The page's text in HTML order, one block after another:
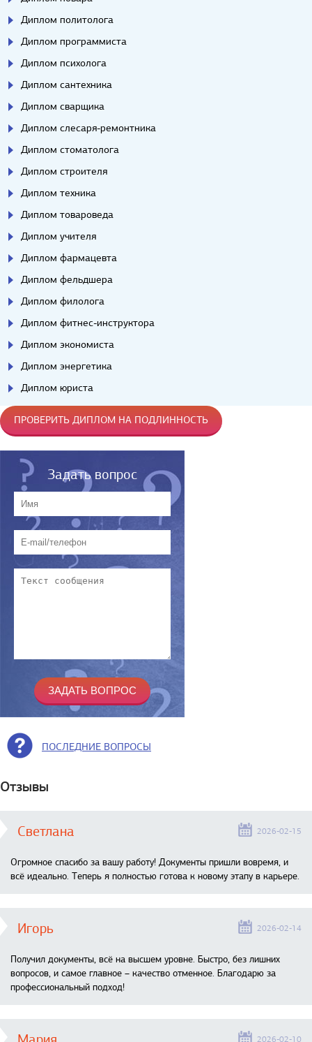
Диплом политолога
Диплом программиста
Диплом психолога
Диплом сантехника
Диплом сварщика
Диплом слесаря-ремонтника
Диплом стоматолога
Диплом строителя
Диплом техника
Диплом товароведа
Диплом учителя
Диплом фармацевта
Диплом фельдшера
Диплом филолога
Диплом фитнес-инструктора
Диплом экономиста
Диплом энергетика
Диплом юриста
ПРОВЕРИТЬ ДИПЛОМ НА ПОДЛИННОСТЬ
Задать вопрос
ПОСЛЕДНИЕ ВОПРОСЫ
Отзывы
Светлана 2026-02-15
Огромное спасибо за вашу работу! Документы пришли вовремя, и
всё идеально. Теперь я полностью готова к новому этапу в карьере.
Игорь 2026-02-14
Получил документы, всё на высшем уровне. Быстро, без лишних
вопросов, и самое главное – качество отменное. Благодарю за
профессиональный подход!
2026-02-10